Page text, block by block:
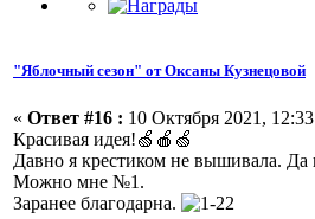
"Яблочный сезон" от Оксаны Кузнецовой
« Ответ #16 : 10 Октября 2021,
Красивая идея!🍏🍎🍏
Давно я крестиком не вышивала.
Можно мне №1.
Заранее благодарна.